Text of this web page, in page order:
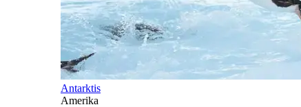
Antarktis
Amerika